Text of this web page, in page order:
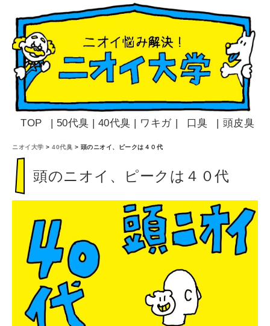
TOP 50代臭 40代臭 ワキガ 口臭 頭皮臭
ニオイ大学 > 40代臭 > 頭のニオイ、ピークは４０代
頭のニオイ、ピークは４０代